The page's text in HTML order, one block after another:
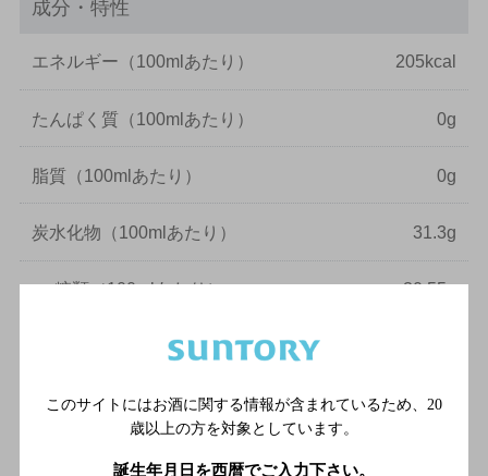
成分・特性
エネルギー （100mlあたり） 205kcal
たんぱく質 （100mlあたり） 0g
脂質 （100mlあたり） 0g
炭水化物 （100mlあたり） 31.3g
－糖類（100mlあたり） 30.55g
（100mlあたり）
純アルコール量は、以下の計算式に基づき記載しています。
純アルコール量(g) = 容量(ml) × アルコール分(％)/100 × 0.8
このサイトにはお酒に関する情報が含まれているため、 20
歳以上の方を対象としています。
誕生年月日を西暦でご入力下さい。